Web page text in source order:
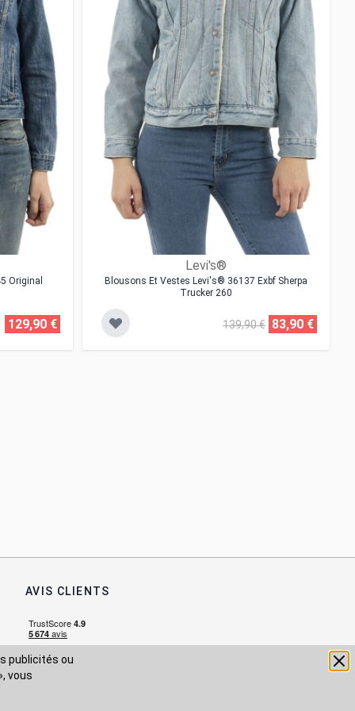
publicités ou
vous
Original
129,90 €
Levi's®
Blousons Et Vestes Levi's® 36137 Exbf Sherpa
Trucker 260
139,90 € 83,90 €
AVIS CLIENTS